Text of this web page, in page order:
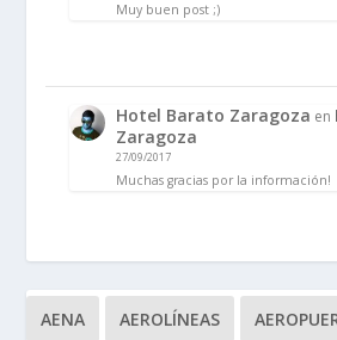
Muy buen post ;)
Hotel Barato Zaragoza en
Zaragoza
27/09/2017
Muchas gracias por la información!
AENA AEROLÍNEAS